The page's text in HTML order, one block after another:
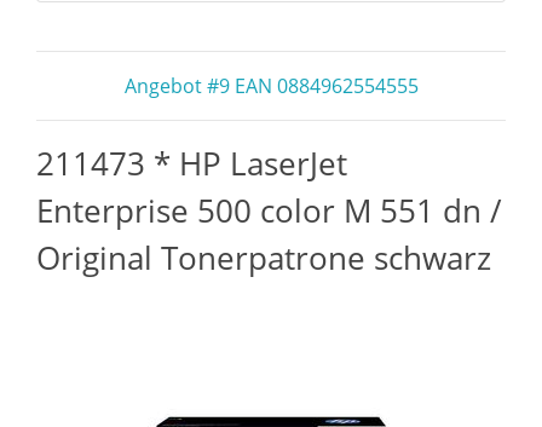
Angebot #9 EAN 0884962554555
211473 * HP LaserJet
Enterprise 500 color M 551 dn /
Original Tonerpatrone schwarz